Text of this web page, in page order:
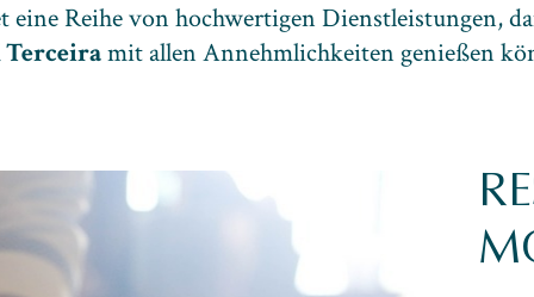
eine Reihe von hochwertigen Dienstleistungen,
Terceiramit allen Annehmlichkeiten genießen